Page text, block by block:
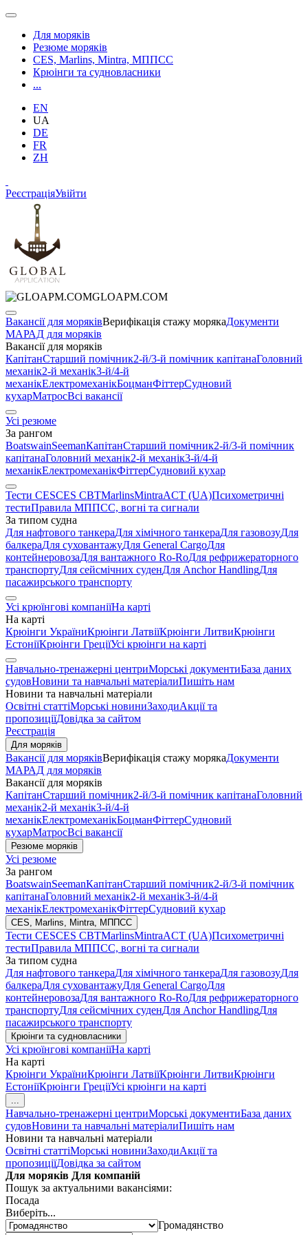
Для моряків
Резюме моряків
CES, Marlins, Mintra, МППСС
Крюінги та судновласники
...
EN
UA
DE
FR
ZH
РеєстраціяУвійти
GLOAPM.COM
Вакансії для моряківВерифікація стажу морякаДокументи
МАРАД для моряків
Вакансії для моряків
КапітанСтарший помічник2-й/3-й помічник капітанаГоловний
механік2-й механік3-й/4-й
механікЕлектромеханікБоцманФіттерСудновий
кухарМатросВсі вакансії
Усі резюме
За рангом
BoatswainSeemanКапітанСтарший помічник2-й/3-й помічник
капітанаГоловний механік2-й механік3-й/4-й
механікЕлектромеханікФіттерСудновий кухар
Тести CESCES CBTMarlinsMintraACT (UA)Психометричні
тестиПравила МППСС, вогні та сигнали
За типом судна
Для нафтового танкераДля хімічного танкераДля газовозуДля
балкераДля суховантажуДля General CargoДля
контейнеровозаДля вантажного Ro-RoДля рефрижераторного
транспортуДля сейсмічних суденДля Anchor HandlingДля
пасажирського транспорту
Усі крюїнгові компаніїНа карті
На карті
Крюінги УкраїниКрюінги ЛатвіїКрюінги ЛитвиКрюінги
ЕстоніїКрюінги ГреціїУсі крюінги на карті
Навчально-тренажерні центриМорські документиБаза даних
судовНовини та навчальні матеріалиПишіть нам
Новини та навчальні матеріали
Освітні статтіМорські новиниЗаходиАкції та
пропозиціїДовідка за сайтом
Реєстрація
Для моряків
Вакансії для моряківВерифікація стажу морякаДокументи
МАРАД для моряків
Вакансії для моряків
КапітанСтарший помічник2-й/3-й помічник капітанаГоловний
механік2-й механік3-й/4-й
механікЕлектромеханікБоцманФіттерСудновий
кухарМатросВсі вакансії
Резюме моряків
Усі резюме
За рангом
BoatswainSeemanКапітанСтарший помічник2-й/3-й помічник
капітанаГоловний механік2-й механік3-й/4-й
механікЕлектромеханікФіттерСудновий кухар
CES, Marlins, Mintra, МППСС
Тести CESCES CBTMarlinsMintraACT (UA)Психометричні
тестиПравила МППСС, вогні та сигнали
За типом судна
Для нафтового танкераДля хімічного танкераДля газовозуДля
балкераДля суховантажуДля General CargoДля
контейнеровозаДля вантажного Ro-RoДля рефрижераторного
транспортуДля сейсмічних суденДля Anchor HandlingДля
пасажирського транспорту
Крюінги та судновласники
Усі крюїнгові компаніїНа карті
На карті
Крюінги УкраїниКрюінги ЛатвіїКрюінги ЛитвиКрюінги
ЕстоніїКрюінги ГреціїУсі крюінги на карті
...
Навчально-тренажерні центриМорські документиБаза даних
судовНовини та навчальні матеріалиПишіть нам
Новини та навчальні матеріали
Освітні статтіМорські новиниЗаходиАкції та
пропозиціїДовідка за сайтом
Для моряків Для компаній
Пошук за актуальними вакансіями:
Посада
Виберіть...
Громадянство